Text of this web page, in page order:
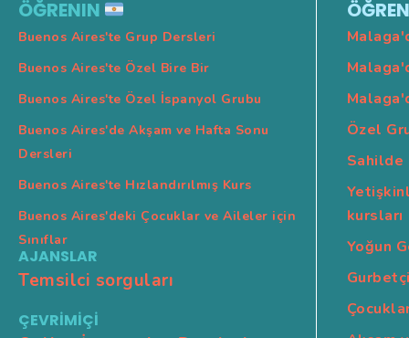
çubuğu
ÖĞRENIN
Buenos Aires'te Grup Dersleri
Buenos Aires'te Özel Bire Bir
Buenos Aires'te Özel İspanyol Grubu
Buenos Aires'de Akşam ve Hafta Sonu
Dersleri
Buenos Aires'te Hızlandırılmış Kurs
Buenos Aires'deki Çocuklar ve Aileler için
Sınıflar
AJANSLAR
Temsilci sorguları
ÇEVRİMİÇİ
Özel
Sahilde
kursları
Yoğun